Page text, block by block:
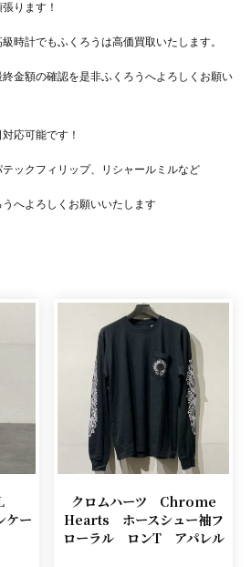
ります！
時計でもふくろうは高価買取いたします。
金額の確認を是非ふくろうへよろしくお願い
応可能です！
ックフィリップ、リシャールミルなど
へよろしくお願いいたします
ケー
クロムハーツ Chrome
Hearts ホースシュー袖フ
ローラル ロンT アパレル